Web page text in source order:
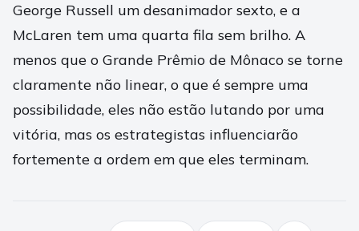
George Russell um desanimador sexto, e a
McLaren tem uma quarta fila sem brilho. A
menos que o Grande Prêmio de Mônaco se torne
claramente não linear, o que é sempre uma
possibilidade, eles não estão lutando por uma
vitória, mas os estrategistas influenciarão
fortemente a ordem em que eles terminam.